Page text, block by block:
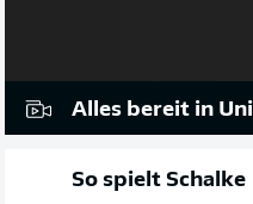
Alles bereit in
So spielt Schalke